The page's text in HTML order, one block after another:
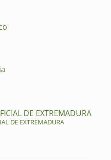
DE EXTREMADURA
DE EXTREMADURA